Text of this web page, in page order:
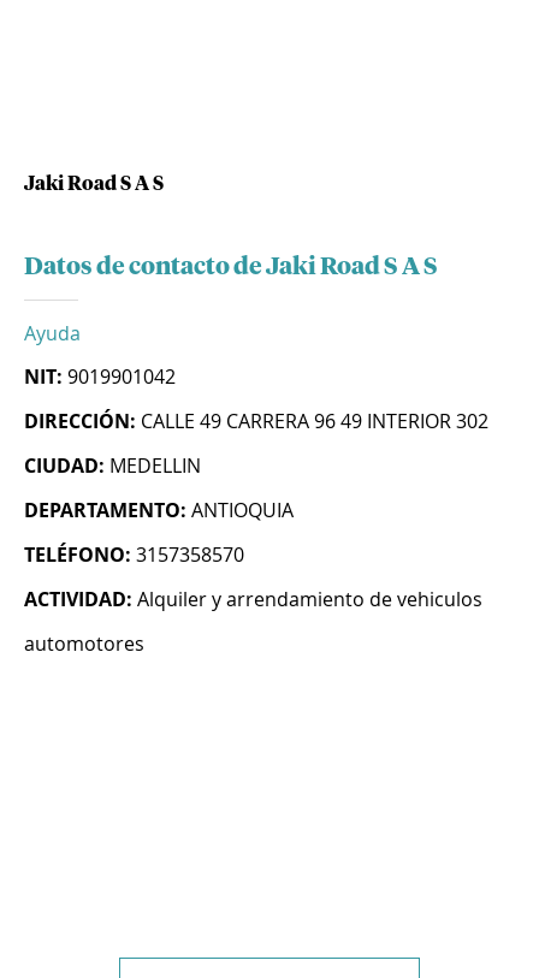
Jaki Road S A S
Datos de contacto de Jaki Road S A S
Ayuda
NIT: 9019901042
DIRECCIÓN: CALLE 49 CARRERA 96 49 INTERIOR 302
CIUDAD: MEDELLIN
DEPARTAMENTO: ANTIOQUIA
TELÉFONO: 3157358570
ACTIVIDAD: Alquiler y arrendamiento de vehiculos
automotores